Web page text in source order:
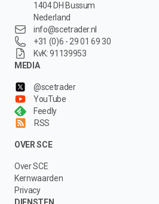
1404 DH Bussum
Nederland
info@scetrader.nl
+31 (0)6 - 29 01 69 30
KvK: 91139953
MEDIA
@scetrader
YouTube
Feedly
RSS
OVER SCE
Over SCE
Kernwaarden
Privacy